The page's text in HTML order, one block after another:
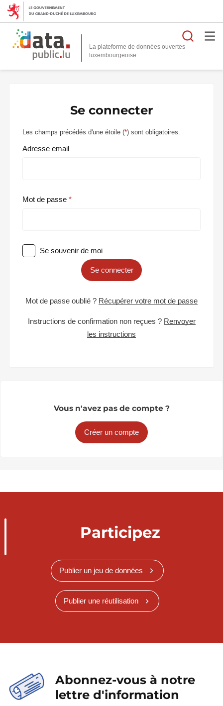
La plateforme de données ouvertes
Se connecter
Les champs précédés d'une étoile (*) sont obligatoires.
Adresse email
Mot de passe
Se souvenir de moi
Se connecter
Mot de passe oublié ? Récupérer votre mot de passe
Instructions de confirmation non reçues ? Renvoyer
les instructions
Vous n'avez pas de compte ?
Créer un compte
Participez
Publier un jeu de données
Publier une réutilisation
Abonnez-vous à notre
lettre d'information